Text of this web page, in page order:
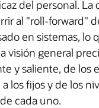
del personal. La
al "roll-forward"
en sistemas, lo
visión general
y saliente, de los
los fijos y de los
cada uno.